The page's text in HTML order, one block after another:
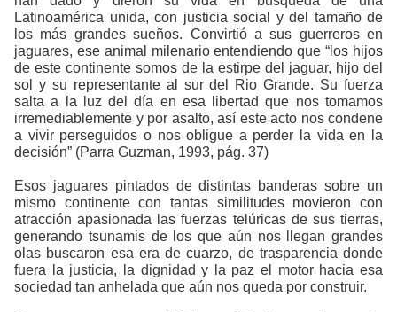
Latinoamérica unida, con justicia social y del tamaño de
los más grandes sueños. Convirtió a sus guerreros en
jaguares, ese animal milenario entendiendo que “ los hijos
de este continente somos de la estirpe del jaguar, hijo del
sol y su representante al sur del Rio Grande. Su fuerza
salta a la luz del día en esa libertad que nos tomamos
irremediablemente y por asalto, así este acto nos condene
a vivir perseguidos o nos obligue a perder la vida en la
decisión” (Parra Guzman, 1993, pág. 37)
Esos jaguares pintados de distintas banderas sobre un
mismo continente con tantas similitudes movieron con
atracción apasionada las fuerzas telúricas de sus tierras,
generando tsunamis de los que aún nos llegan grandes
olas buscaron esa era de cuarzo, de trasparencia donde
fuera la justicia, la dignidad y la paz el motor hacia esa
sociedad tan anhelada que aún nos queda por construir.